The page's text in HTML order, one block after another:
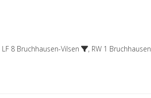
LF 8 Bruchhausen-Vilsen , RW 1